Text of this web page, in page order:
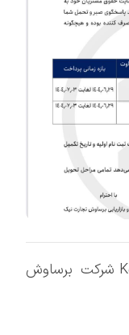
🔴قیمت نهایی کیا اسپورتیج و K5 شرکت برساوش